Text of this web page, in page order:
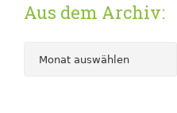
Aus dem Archiv: